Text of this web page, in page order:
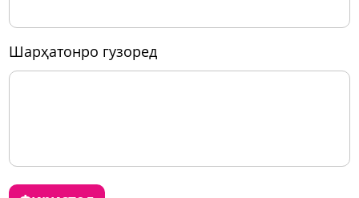
шарҳатонро гузоред